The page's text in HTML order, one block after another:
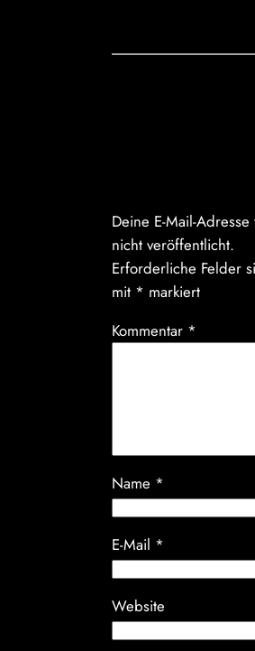
Deine E-Mail-
nicht veröffentlicht.
Erforderliche Felder
mit * markiert
Kommentar *
Name *
E-Mail *
Website